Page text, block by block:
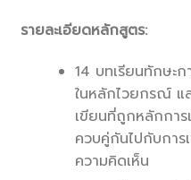
รายละเอียดหลักสูตร:
14 บทเรียนทักษะก
ในหลักไวยกรณ์ แ
เขียนที่ถูกหลักกา
ควบคู่กันไปกับกา
ความคิดเห็น